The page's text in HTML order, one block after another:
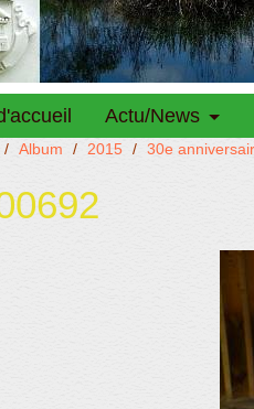
Actu/News
/ Album / 2015 / 30e